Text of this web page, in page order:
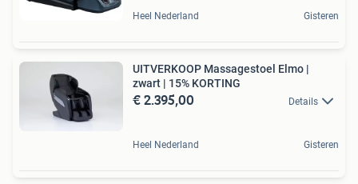
Heel Nederland Gisteren
UITVERKOOP Massagestoel Elmo |
zwart | 15% KORTING
€ 2.395,00 Details
Heel Nederland Gisteren